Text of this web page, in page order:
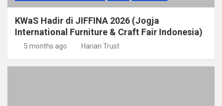
KWaS Hadir di JIFFINA 2026 (Jogja
International Furniture & Craft Fair Indonesia)
5 months ago Harian Trust